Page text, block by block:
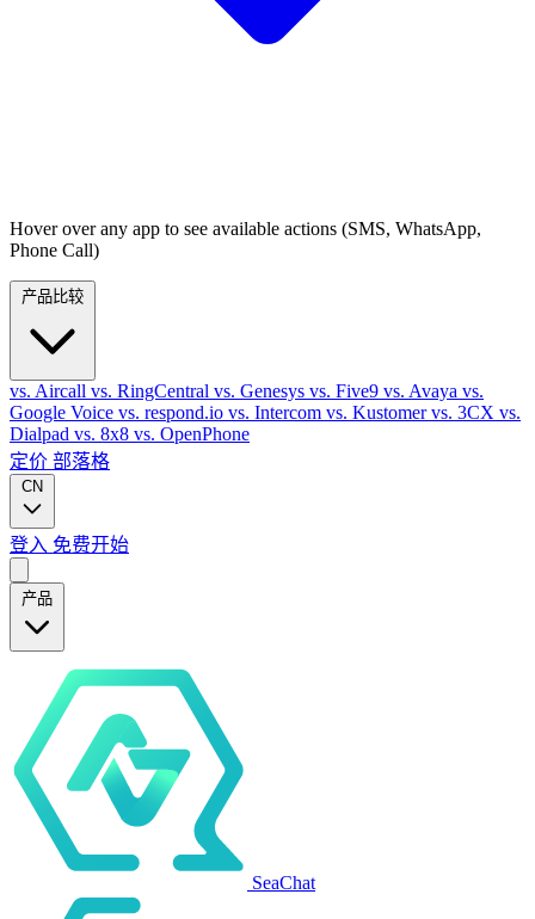
Hover over any app to see available actions (SMS, WhatsApp,
Phone Call)
vs. Aircall vs. RingCentral vs. Genesys vs. Five9 vs. Avaya vs.
Google Voice vs. respond.io vs. Intercom vs. Kustomervs. 3CX vs.
Dialpad vs. 8x8 vs. OpenPhone
定价 部落格
CN
登入 免费开始
产品
SeaChat